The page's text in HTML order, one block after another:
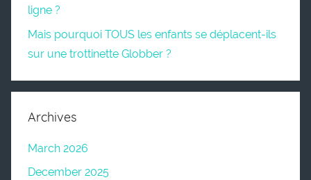
ligne ?
Mais pourquoi TOUS les enfants se déplacent-ils
sur une trottinette Globber ?
Archives
March 2026
December 2025